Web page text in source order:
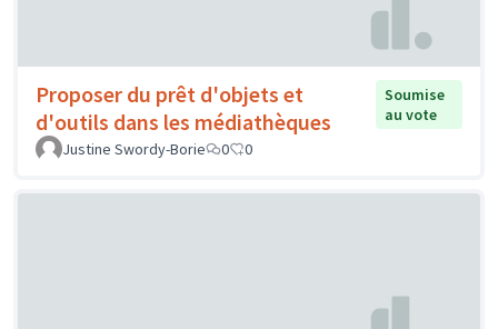
Proposer du prêt d'objets et
d'outils dans les médiathèques
Soumise
au vote
Justine Swordy-Borie
0 0